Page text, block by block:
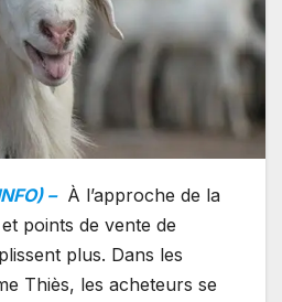
– À l’approche de la
points de vente de
plus. Dans les
Thiès, les acheteurs se